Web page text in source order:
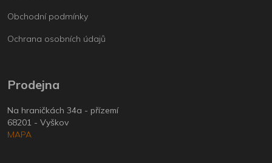
Obchodní podmínky
Ochrana osobních údajů
Prodejna
Na hraničkách 34a - přízemí
68201 - Vyškov
MAPA